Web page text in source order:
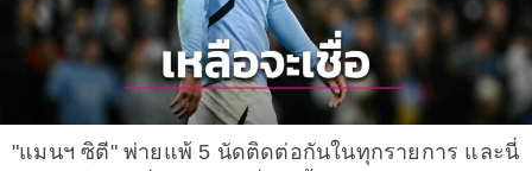
"แมนฯ ซิตี" พ่ายแพ้ 5 นัดติดต่อกันในทุกรายการ และนี่